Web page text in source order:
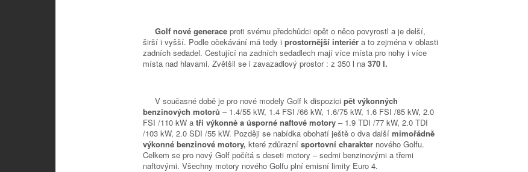
Golf nové generace proti svému předchůdci opět o něco povyrostl a je delší,
širší i vyšší. Podle očekávání má tedy i prostornější interiér a to zejména v oblasti
zadních sedadel. Cestující na zadních sedadlech mají více místa pro nohy i více
místa nad hlavami. Zvětšil se i zavazadlový prostor : z 350 l na 370 l.
V současné době je pro nové modely Golf k dispozici pět výkonných
benzinových motorů – 1.4/55 kW, 1.4 FSI /66 kW, 1.6/75 kW, 1.6 FSI /85 kW, 2.0
FSI /110 kW a tři výkonné a úsporné naftové motory – 1.9 TDI /77 kW, 2.0 TDI
/103 kW, 2.0 SDI /55 kW. Později se nabídka obohatí ještě o dva další mimořádně
výkonné benzinové motory, které zdůrazní sportovní charakter nového Golfu.
Celkem se pro nový Golf počítá s deseti motory – sedmi benzinovými a třemi
naftovými. Všechny motory nového Golfu plní emisní limity Euro 4.